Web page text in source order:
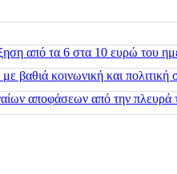
από τα 6 στα 10 ευρώ του
βαθιά κοινωνική και πολιτική
αποφάσεων από την πλευρά